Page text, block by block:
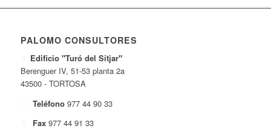
PALOMO CONSULTORES
Edificio "Turó del Sitjar"
Berenguer IV, 51-53 planta 2a
43500 - TORTOSA
Teléfono 977 44 90 33
Fax 977 44 91 33